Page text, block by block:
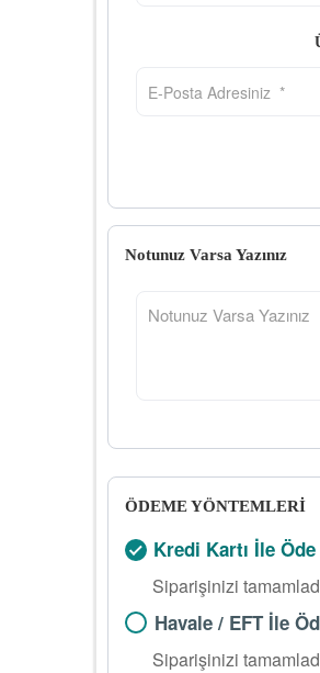
Notunuz Varsa Yazınız
ÖDEME YÖNTEMLERİ
Kredi Kartı İle Öde
Siparişinizi
Havale / EFT İle
Siparişinizi